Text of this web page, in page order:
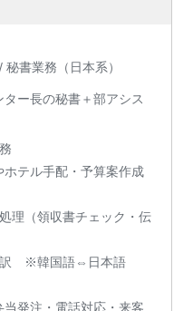
書業務（日本系）
ター長の秘書＋部アシス
テル手配・予算案作成
理（領収書チェック・伝
訳 ※韓国語⇔日本語
発注・電話対応・来客